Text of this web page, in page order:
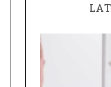
o
r
i
e